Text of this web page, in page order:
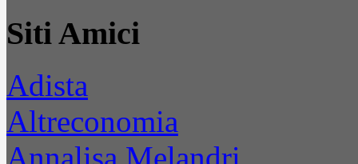
Siti Amici
Adista
Altreconomia
Annalisa Melandri